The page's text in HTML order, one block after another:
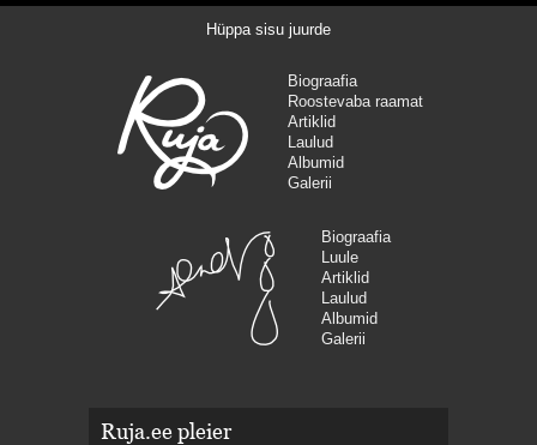
Hüppa sisu juurde
Biograafia
Roostevaba raamat
Artiklid
Laulud
Albumid
Galerii
Biograafia
Luule
Artiklid
Laulud
Albumid
Galerii
Ruja.ee pleier